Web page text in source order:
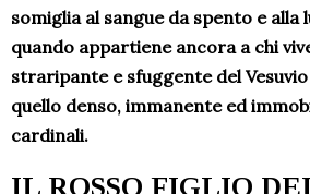
somiglia al sangue da spento e
quando appartiene ancora a chi
straripante e sfuggente del
quello denso, immanente ed
cardinali.
IL ROSSO FIGLIO